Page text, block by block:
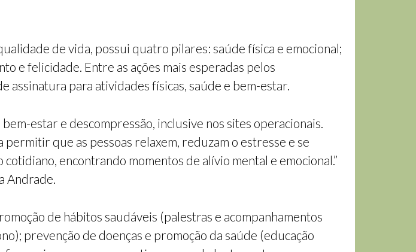
de vida, possui quatro pilares: saúde física e emocional;
e felicidade. Entre as ações mais esperadas pelos
assinatura para atividades físicas, saúde e bem-estar.
estar e descompressão, inclusive nos sites operacionais.
que as pessoas relaxem, reduzam o estresse e se
encontrando momentos de alívio mental e emocional.”
Andrade.
de hábitos saudáveis (palestras e acompanhamentos
prevenção de doenças e promoção da saúde (educação